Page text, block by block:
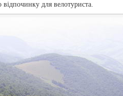
відпочинку для велотуриста.